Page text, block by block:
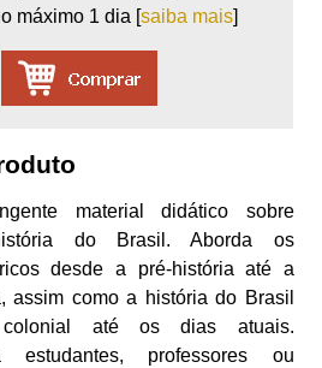
máximo 1 dia [saiba mais]
material didático sobre
do Brasil. Aborda os
desde a pré-história até a
assim como a história do Brasil
até os dias atuais.
estudantes, professores ou